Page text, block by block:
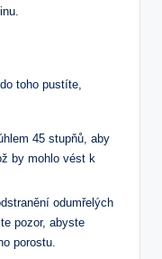
toho pustíte,
45 stupňů, aby
by mohlo vést k
odumřelých
pozor, abyste
porostu.